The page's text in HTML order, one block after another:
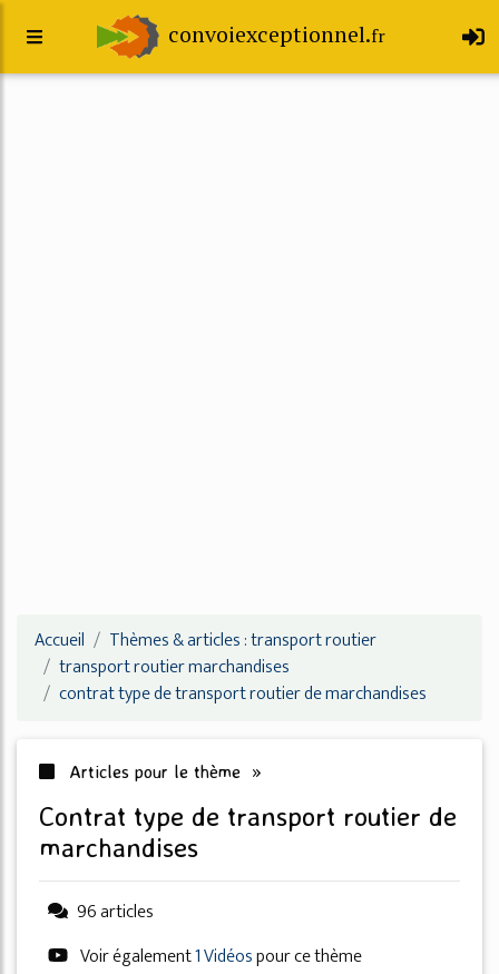
convoiexceptionnel.fr
Accueil
Thèmes & articles : transport routier
transport routier marchandises
contrat type de transport routier de marchandises
Articles pour le thème »
contrat type de transport routier de
marchandises
96 articles
Voir également1 Vidéospour ce thème